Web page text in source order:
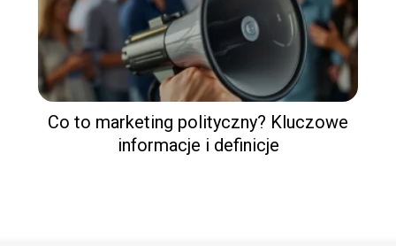
Co to marketing polityczny? Kluczowe
informacje i definicje